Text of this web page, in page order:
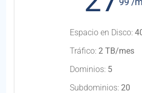
Espacio en Disco:
Tráfico: 2 TB/mes
Dominios: 5
Subdominios: 20